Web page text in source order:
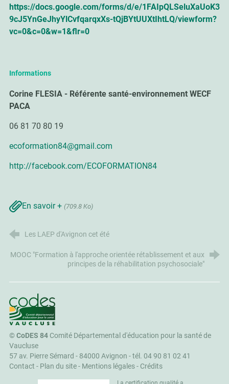
https://docs.google.com/forms/d/e/1FAIpQLSeluXaUoK3
9cJ5YnGeJhyYlCvfqarqxXs-tQjBYtUUXtIhtLQ/viewform?
vc=0&c=0&w=1&flr=0
Informations
Corine FLESIA - Référente santé-environnement WECF
PACA
06 81 70 80 19
ecoformation84@gmail.com
http://facebook.com/ECOFORMATION84
En savoir + (709.8 Ko)
Les LAEP d'Avignon cet été
MOOC "Formation à l'approche orientée rétablissement et aux
principes de la réhabilitation psychosociale"
CoDES 84
©CoDES 84Comité Départemental d'éducation pour la santé de
Vaucluse
57 av. Pierre Sémard - 84000 Avignon -tél. 04 90 81 02 41
Contact - Plan du site- Mentions légales- Crédits